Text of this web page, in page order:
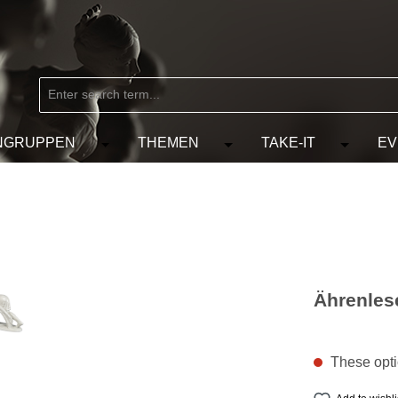
the category MARKEN
the dropdown menu from the category KÜNSTLER
Open or close the dropdown menu from the
THEMEN Open or close the
TAKE-IT Open or
These